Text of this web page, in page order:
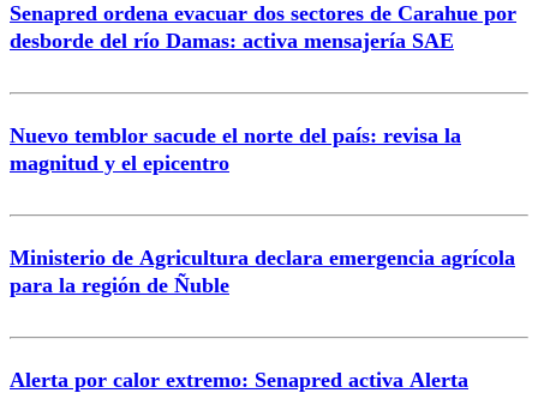
Correo
Senapred ordena evacuar dos sectores de Carahue por
desborde del río Damas: activa mensajería SAE
Nuevo temblor sacude el norte del país: revisa la
magnitud y el epicentro
Ministerio de Agricultura declara emergencia agrícola
para la región de Ñuble
Alerta por calor extremo: Senapred activa Alerta